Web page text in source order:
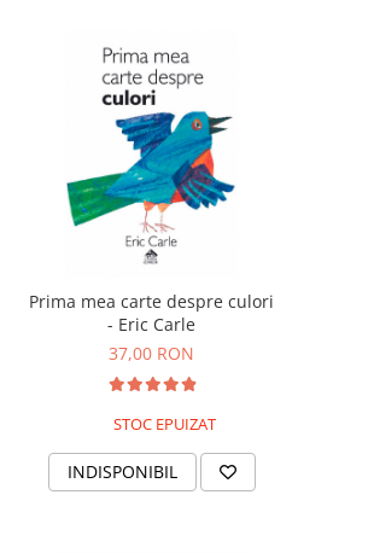
Prima mea carte despre culori
- Eric Carle
37,00 RON
STOC EPUIZAT
INDISPONIBIL